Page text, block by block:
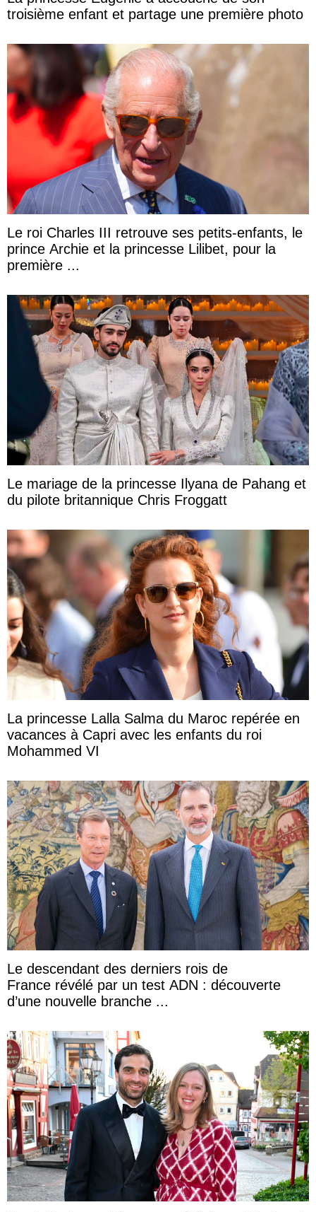
troisième enfant et partage une première photo
Le roi Charles III retrouve ses petits-enfants, le
prince Archie et la princesse Lilibet, pour la
première ...
Le mariage de la princesse Ilyana de Pahang et
du pilote britannique Chris Froggatt
La princesse Lalla Salma du Maroc repérée en
vacances à Capri avec les enfants du roi
Mohammed VI
Le descendant des derniers rois de
France révélé par un test ADN : découverte
d’une nouvelle branche ...